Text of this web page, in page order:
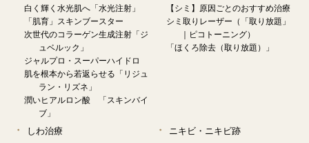
白く輝く水光肌へ「水光注射」
「肌育」スキンブースター
次世代のコラーゲン生成注射「ジ
ュベルック」
ジャルプロ・スーパーハイドロ
肌を根本から若返らせる「リジュ
ラン・リズネ」
潤いヒアルロン酸 「スキンバイ
ブ」
【シミ】原因ごとのおすすめ治療
シミ取りレーザー（「取り放題」
｜ピコトーニング）
「ほくろ除去（取り放題）」
しわ治療 ニキビ・ニキビ跡